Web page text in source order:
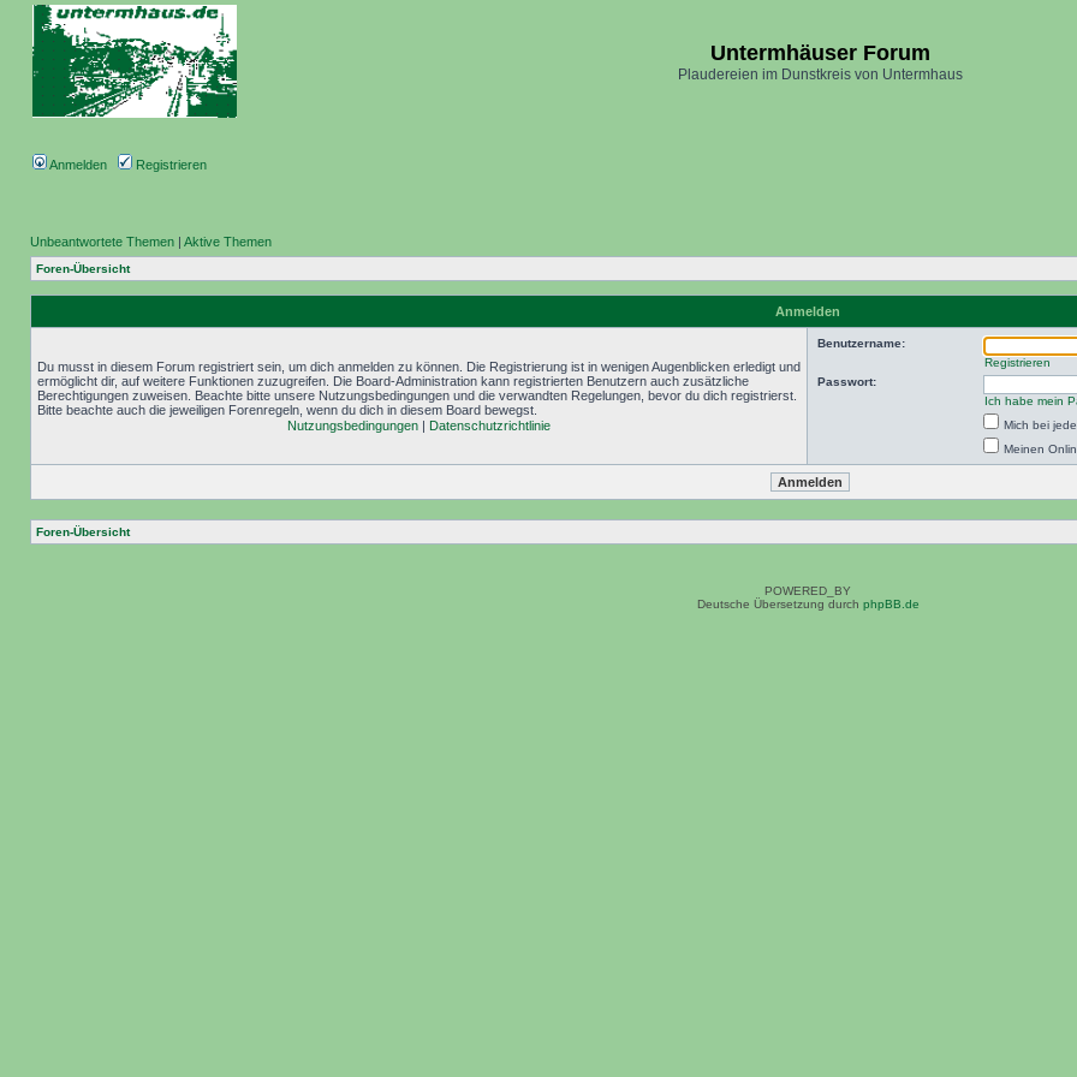
Untermhäuser Forum
Plaudereien im Dunstkreis von Untermhaus
Anmelden Registrieren
Unbeantwortete Themen | Aktive Themen
Foren-Übersicht
Anmelden
Du musst in diesem Forum registriert sein, um dich anmelden zu können. Die Registrierung ist in wenigen Augenblicken erledigt und
ermöglicht dir, auf weitere Funktionen zuzugreifen. Die Board-Administration kann registrierten Benutzern auch zusätzliche
Berechtigungen zuweisen. Beachte bitte unsere Nutzungsbedingungen und die verwandten Regelungen, bevor du dich registrierst.
Bitte beachte auch die jeweiligen Forenregeln, wenn du dich in diesem Board bewegst.
Nutzungsbedingungen | Datenschutzrichtlinie
Benutzername:
Registrieren
Passwort:
Ich habe mein
Mich bei
Meinen
Foren-Übersicht
POWERED_BY
Deutsche Übersetzung durch phpBB.de